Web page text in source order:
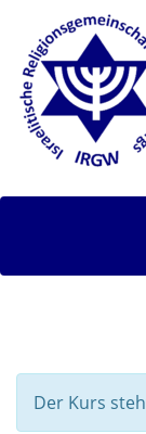
Der Kurs